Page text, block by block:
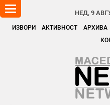
НЕД, 9
ИЗВОРИ АКТИВНОСТ АРХИВА
Toggle
navigation